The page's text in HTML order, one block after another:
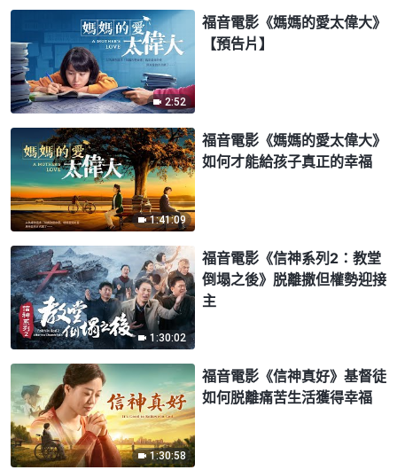
2:52
福音電影《媽媽的愛太偉大》
【預告片】
1:41:09
福音電影《媽媽的愛太偉大》
如何才能給孩子真正的幸福
1:30:02
福音電影《信神系列2：教堂
倒塌之後》脱離撒但權勢迎接
主
1:30:58
福音電影《信神真好》基督徒
如何脱離痛苦生活獲得幸福